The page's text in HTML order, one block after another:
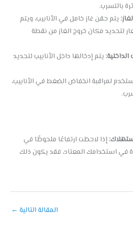
بالتسرب.
يتم حقن غاز خامل في الأنابيب، ويتم
لتحديد مكان خروج الغاز من نقطة
يتم إدخالها داخل الأنابيب لتحديد
لمراقبة انخفاض الضغط في الأنابيب،
إذا لاحظت ارتفاعًا ملحوظًا في
في استخدامك المعتاد، فقد يكون ذلك
المقالة التالية ←